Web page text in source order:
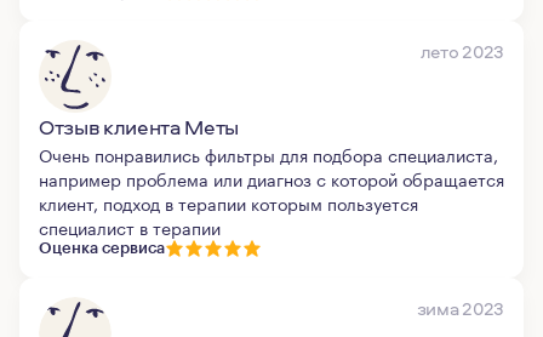
лето 2023
Отзыв клиента Меты
Очень понравились фильтры для подбора специалиста,
например проблема или диагноз с которой обращается
клиент, подход в терапии которым пользуется
специалист в терапии
Оценка сервиса
зима 2023